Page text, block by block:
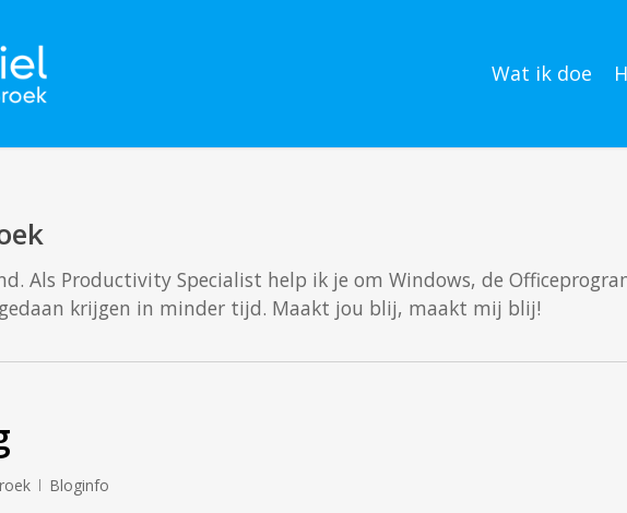
Wat ik doe
Als Productivity Specialist help ik je om Windows, de
krijgen in minder tijd. Maakt jou blij, maakt mij blij!
Bloginfo